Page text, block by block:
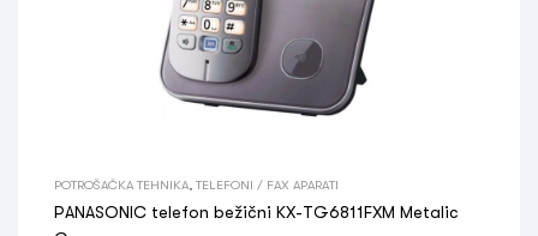
POTROŠAČKA TEHNIKA TELEFONI / FAX APARATI
PANASONIC telefon bežični KX-TG6811FXM Metalic